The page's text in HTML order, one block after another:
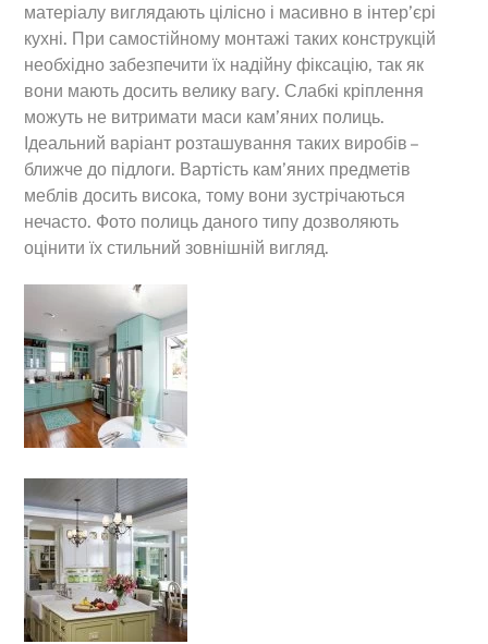
матеріалу виглядають цілісно і масивно в інтер’єрі
кухні. При самостійному монтажі таких конструкцій
необхідно забезпечити їх надійну фіксацію, так як
вони мають досить велику вагу. Слабкі кріплення
можуть не витримати маси кам’яних полиць.
Ідеальний варіант розташування таких виробів –
ближче до підлоги. Вартість кам’яних предметів
меблів досить висока, тому вони зустрічаються
нечасто. Фото полиць даного типу дозволяють
оцінити їх стильний зовнішній вигляд.